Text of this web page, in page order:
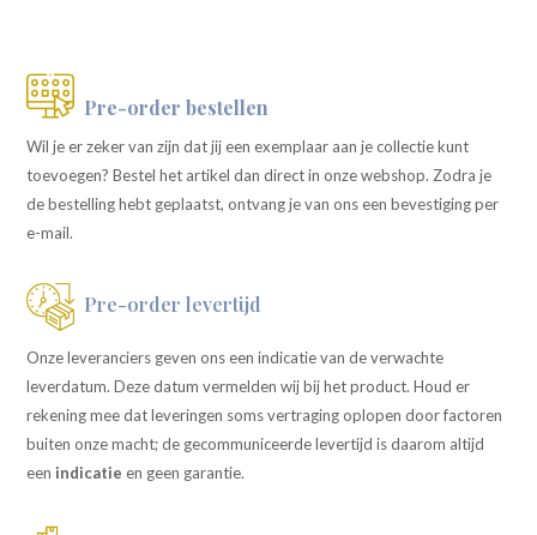
Pre-order bestellen
Wil je er zeker van zijn dat jij een exemplaar aan je collectie kunt
toevoegen? Bestel het artikel dan direct in onze webshop. Zodra je
de bestelling hebt geplaatst, ontvang je van ons een bevestiging per
e-mail.
Pre-order levertijd
Onze leveranciers geven ons een indicatie van de verwachte
leverdatum. Deze datum vermelden wij bij het product. Houd er
rekening mee dat leveringen soms vertraging oplopen door factoren
buiten onze macht; de gecommuniceerde levertijd is daarom altijd
een indicatie en geen garantie.